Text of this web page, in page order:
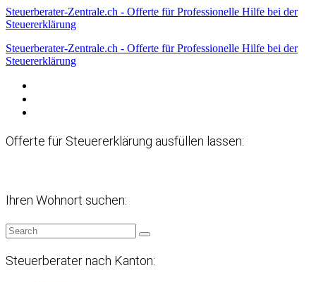
Steuerberater-Zentrale.ch - Offerte für Professionelle Hilfe bei der
Steuererklärung
Steuerberater-Zentrale.ch - Offerte für Professionelle Hilfe bei der
Steuererklärung
Offerte für Steuererklärung ausfüllen lassen:
Ihren Wohnort suchen:
Steuerberater nach Kanton: